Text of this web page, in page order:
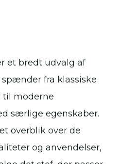
et bredt udvalg af
fra klassiske
moderne
særlige egenskaber.
overblik over de
og anvendelser,